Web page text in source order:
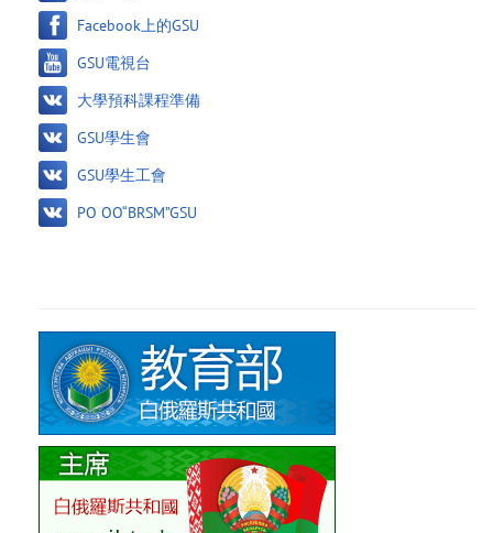
Facebook上的GSU
GSU電視台
大學預科課程準備
GSU學生會
GSU學生工會
PO OO“BRSM”GSU